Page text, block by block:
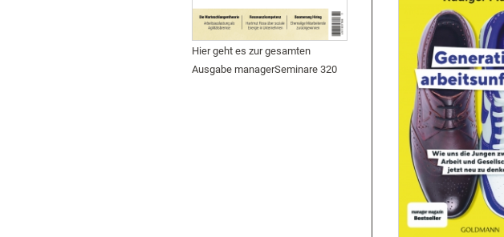
Hier geht es zur gesamten
Ausgabe managerSeminare 320